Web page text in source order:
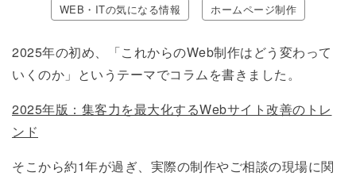
WEB・ITの気になる情報 ホームページ制作
2025年の初め、「これからのWeb制作はどう変わって
いくのか」というテーマでコラムを書きました。
2025年版：集客力を最大化するWebサイト改善のトレ
ンド
そこから約1年が過ぎ、実際の制作やご相談の現場に関